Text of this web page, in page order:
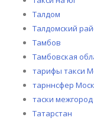
Талдом
Талдомский
Тамбов
Тамбовская
тарифы такси
тарннсфер
таски межгород
Татарстан